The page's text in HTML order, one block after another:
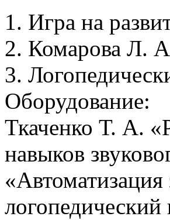
1. Игра на
2. Комарова Л.
3.
Оборудование:
Ткаченко Т. А.
навыков